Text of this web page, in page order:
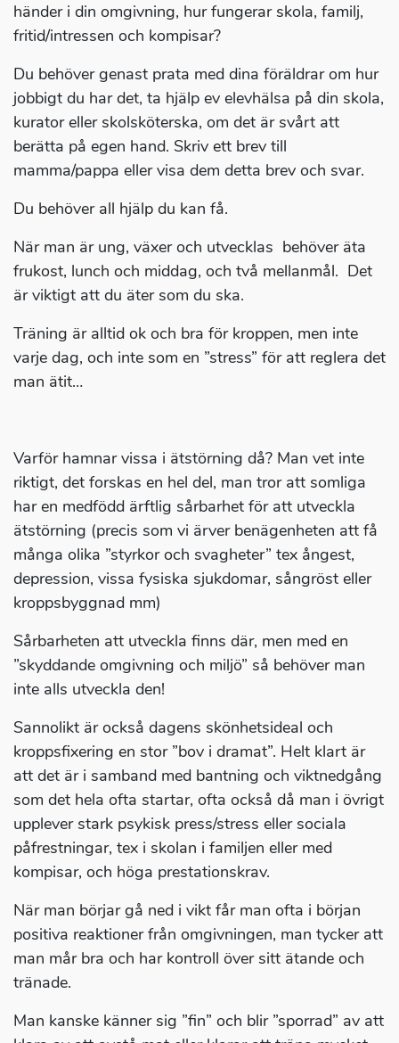
händer i din omgivning, hur fungerar skola, familj,
fritid/intressen och kompisar?
Du behöver genast prata med dina föräldrar om hur
jobbigt du har det, ta hjälp ev elevhälsa på din skola,
kurator eller skolsköterska, om det är svårt att
berätta på egen hand. Skriv ett brev till
mamma/pappa eller visa dem detta brev och svar.
Du behöver all hjälp du kan få.
När man är ung, växer och utvecklas behöver äta
frukost, lunch och middag, och två mellanmål. Det
är viktigt att du äter som du ska.
Träning är alltid ok och bra för kroppen, men inte
varje dag, och inte som en ”stress” för att reglera det
man ätit…
Varför hamnar vissa i ätstörning då? Man vet inte
riktigt, det forskas en hel del, man tror att somliga
har en medfödd ärftlig sårbarhet för att utveckla
ätstörning (precis som vi ärver benägenheten att få
många olika ”styrkor och svagheter” tex ångest,
depression, vissa fysiska sjukdomar, sångröst eller
kroppsbyggnad mm)
Sårbarheten att utveckla finns där, men med en
”skyddande omgivning och miljö” så behöver man
inte alls utveckla den!
Sannolikt är också dagens skönhetsideal och
kroppsfixering en stor ”bov i dramat”. Helt klart är
att det är i samband med bantning och viktnedgång
som det hela ofta startar, ofta också då man i övrigt
upplever stark psykisk press/stress eller sociala
påfrestningar, tex i skolan i familjen eller med
kompisar, och höga prestationskrav.
När man börjar gå ned i vikt får man ofta i början
positiva reaktioner från omgivningen, man tycker att
man mår bra och har kontroll över sitt ätande och
tränade.
Man kanske känner sig ”fin” och blir ”sporrad” av att